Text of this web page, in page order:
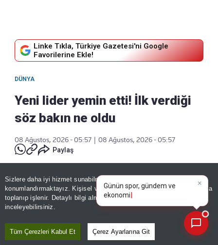
Sizlere daha iyi hizmet sunabilmek adına sitemizde
konumlandırmaktayız. Kişisel verileriniz, KVKK ve GDPR kapsamında
toplanıp işlenir. Detaylı bilgi almak içinAydınlatma Metnimizi
inceleyebilirsiniz.
Tüm Çerezleri Kabul Et Çerez Ayarlarına Git
Linke Tıkla, Türkiye Gazetesi'ni Google
Favorilerine Ekle!
DÜNYA
Yeni lider yemin etti! İlk verdiği
söz bakın ne oldu
08 Ağustos, 2026 - 05:57
08 Ağustos, 2026 - 05:57
Paylaş
×
Günün spor, gündem ve
ekonomi gelişmelerini analiz
edin!